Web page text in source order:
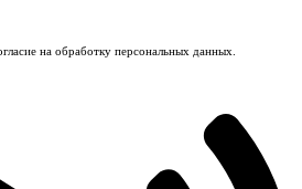
на обработку персональных данных.